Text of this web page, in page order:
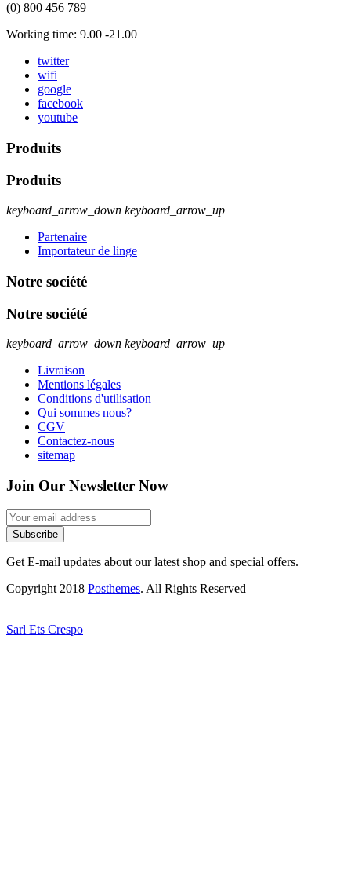
(0) 800 456 789
Working time: 9.00 -21.00
twitter
wifi
google
facebook
youtube
Produits
Produits
keyboard_arrow_down keyboard_arrow_up
Partenaire
Importateur de linge
Notre société
Notre société
keyboard_arrow_down keyboard_arrow_up
Livraison
Mentions légales
Conditions d'utilisation
Qui sommes nous?
CGV
Contactez-nous
sitemap
Join Our Newsletter Now
Subscribe
Get E-mail updates about our latest shop and special offers.
Copyright 2018 Posthemes. All Rights Reserved
Sarl Ets Crespo